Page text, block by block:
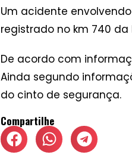
Um acidente
registrado no km 740
De acordo com
Ainda segundo
do cinto de segurança.
Compartilhe